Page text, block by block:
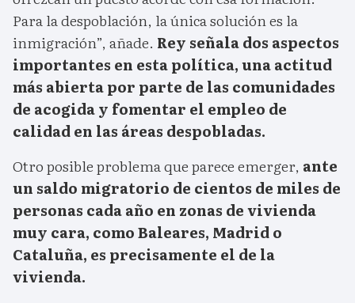
Para la despoblación, la única solución es la
inmigración”, añade. Rey señala dos aspectos
importantes en esta política, una actitud
más abierta por parte de las comunidades
de acogida y fomentar el empleo de
calidad en las áreas despobladas.
Otro posible problema que parece emerger, ante
un saldo migratorio de cientos de miles de
personas cada año en zonas de vivienda
muy cara, como Baleares, Madrid o
Cataluña, es precisamente el de la
vivienda.